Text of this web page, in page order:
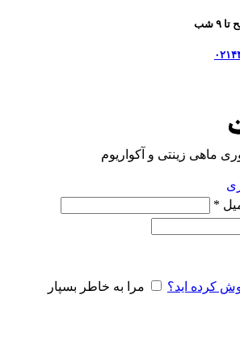
ماهی‌ زینتی و آکواریوم
*
کرده اید؟
مرا به خاطر بسپار